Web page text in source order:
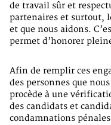
de travail sûr et
partenaires et surtout,
et que nous aidons.
permet d’honorer
Afin de remplir ces
des personnes que
procède à une
des candidats et
condamnations